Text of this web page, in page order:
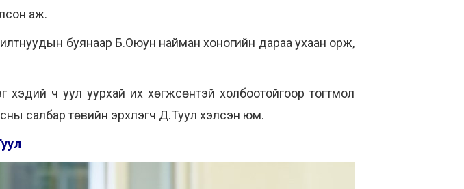
аж.
буянаар Б.Оюун найман хоногийн дараа ухаан орж,
ч уул уурхай их хөгжсөнтэй холбоотойгоор тогтмол
салбар төвийн эрхлэгч Д.Туул хэлсэн юм.